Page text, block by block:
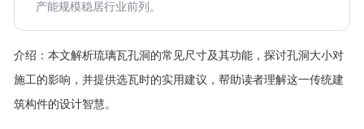
产能规模稳居行业前列。
介绍： 本文解析琉璃瓦孔洞的常见尺寸及其功能，探讨孔洞大小对
施工的影响，并提供选瓦时的实用建议，帮助读者理解这一传统建
筑构件的设计智慧。